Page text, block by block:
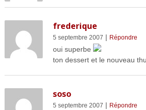
frederique
5 septembre 2007 | Répondre
oui superbe
ton dessert et le nouveau
soso
5 septembre 2007 | Répondre